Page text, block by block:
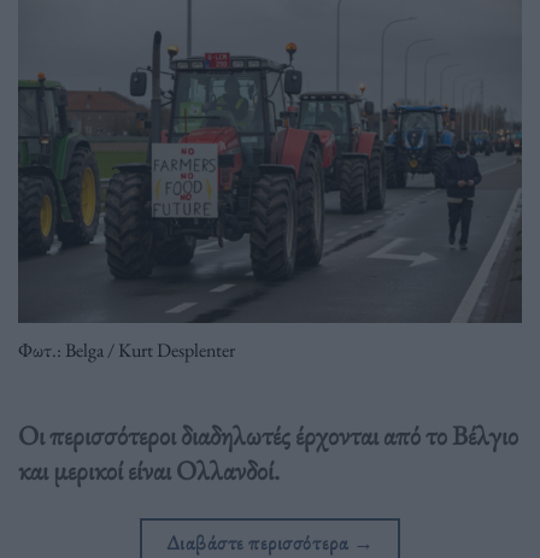
Φωτ.: Belga / Kurt Desplenter
Οι περισσότεροι διαδηλωτές έρχονται από το Βέλγιο
και μερικοί είναι Ολλανδοί.
Διαβάστε περισσότερα →